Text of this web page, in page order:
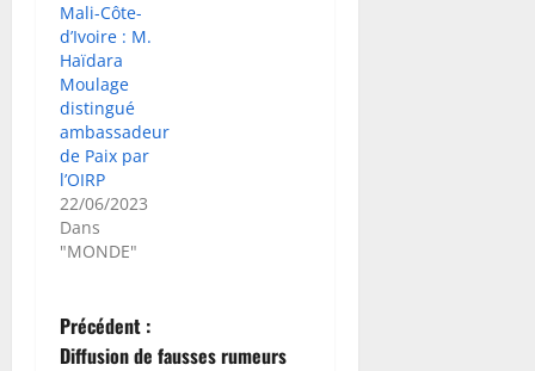
Mali-Côte-
d’Ivoire : M.
Haïdara
Moulage
distingué
ambassadeur
de Paix par
l’OIRP
22/06/2023
Dans
"MONDE"
N
Précédent :
Diffusion de fausses rumeurs